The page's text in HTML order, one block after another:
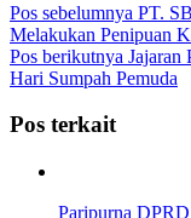
Pos sebelumnya PT.
Melakukan Penipuan
Pos berikutnya Jajaran
Hari Sumpah Pemuda
Pos terkait
Paripurna